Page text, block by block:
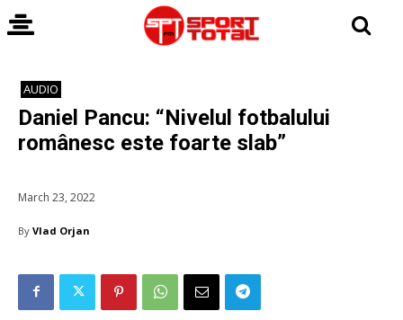
AUDIO
Daniel Pancu: “Nivelul fotbalului
românesc este foarte slab”
March 23, 2022
By Vlad Orjan